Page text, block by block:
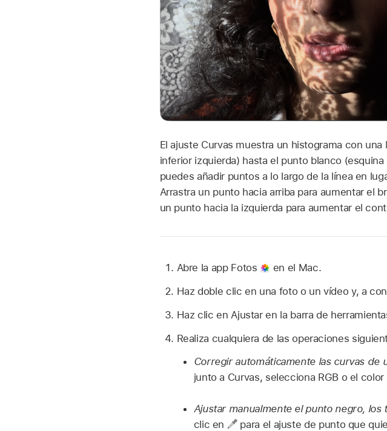
El ajuste Curvas muestra un histograma con
inferior izquierda) hasta el punto blanco
puedes añadir puntos a lo largo de la línea en
Arrastra un punto hacia arriba para aumentar el
un punto hacia la izquierda para aumentar el
Abre la app Fotos
en el Mac.
Haz doble clic en una foto o un vídeo y, a
Haz clic en Ajustar en la barra de
Realiza cualquiera de las operaciones
Corregir automáticamente las curvas de
junto a Curvas, selecciona RGB o el
Ajustar manualmente el punto negro,
clic en
para el ajuste de punto que